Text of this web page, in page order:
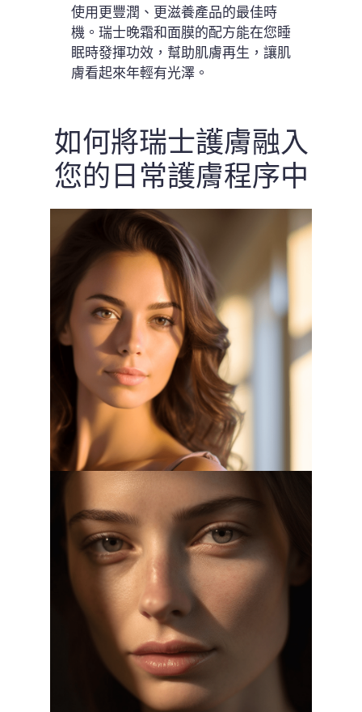
使用更豐潤、更滋養產品的最佳時
機。瑞士晚霜和面膜的配方能在您睡
眠時發揮功效，幫助肌膚再生，讓肌
膚看起來年輕有光澤。
如何將瑞士護膚融入
您的日常護膚程序中